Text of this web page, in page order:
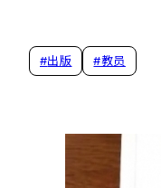
#出版 #教员